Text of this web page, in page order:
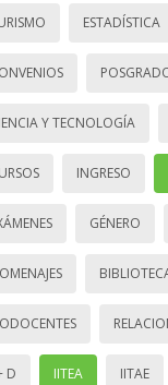
ESTADÍSTICA
Y TECNOLOGÍA
INGRESO
GÉNERO
D IITEA IITAE